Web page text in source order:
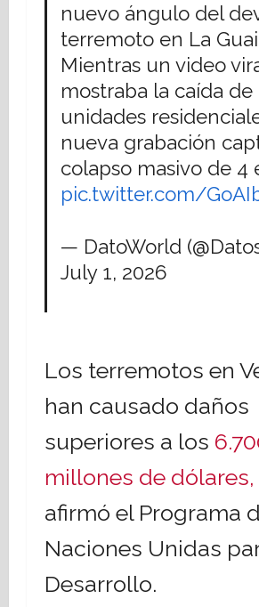
nuevo ángulo del
terremoto en La
Mientras un video
mostraba la caída de
unidades
nueva grabación
colapso masivo de 4
pic.twitter.com/
— DatoWorld
July 1, 2026
Los terremotos en
han causado daños
superiores a los
millones de dólares,
afirmó el Programa
Naciones Unidas
Desarrollo.